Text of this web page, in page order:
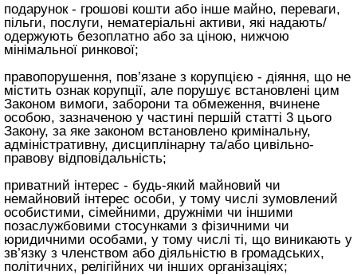
подарунок - грошові кошти або інше майно, переваги,
пільги, послуги, нематеріальні активи, які надають/
одержують безоплатно або за ціною, нижчою
мінімальної ринкової;
правопорушення, пов’язане з корупцією - діяння, що не
містить ознак корупції, але порушує встановлені цим
Законом вимоги, заборони та обмеження, вчинене
особою, зазначеною у частині першій статті 3 цього
Закону, за яке законом встановлено кримінальну,
адміністративну, дисциплінарну та/або цивільно-
правову відповідальність;
приватний інтерес - будь-який майновий чи
немайновий інтерес особи, у тому числі зумовлений
особистими, сімейними, дружніми чи іншими
позаслужбовими стосунками з фізичними чи
юридичними особами, у тому числі ті, що виникають у
зв’язку з членством або діяльністю в громадських,
політичних, релігійних чи інших організаціях;